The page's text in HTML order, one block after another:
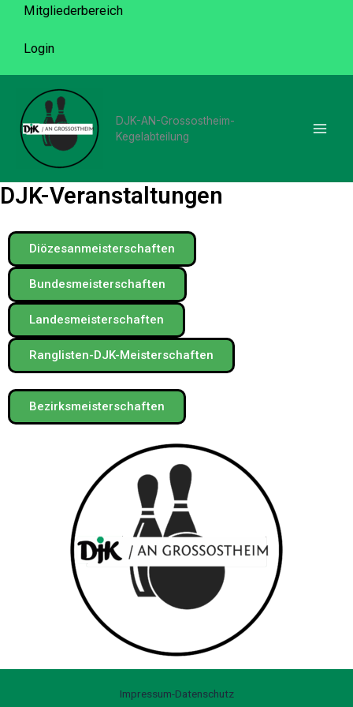
Zum
springen
Mitgliederbereich
Login
DJK-AN-Grossostheim-
Kegelabteilung
DJK-Veranstaltungen
Diözesanmeisterschaften
Bundesmeisterschaften
Landesmeisterschaften
Ranglisten-DJK-Meisterschaften
Bezirksmeisterschaften
Impressum-Datenschutz